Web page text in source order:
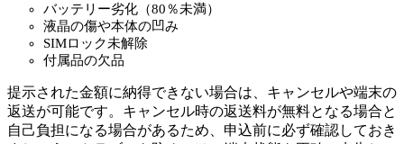
バッテリー劣化（80％未満）
液晶の傷や本体の凹み
SIMロック未解除
付属品の欠品
提示された金額に納得できない場合は、キャンセルや端末の
返送が可能です。キャンセル時の返送料が無料となる場合と
自己負担になる場合があるため、申込前に必ず確認しておき